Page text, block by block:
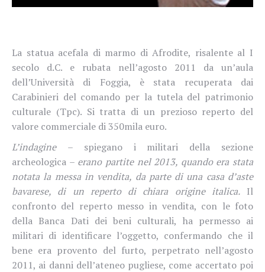
La statua acefala di marmo di Afrodite, risalente al I
secolo d.C. e rubata nell’agosto 2011 da un’aula
dell’Università di Foggia, è stata recuperata dai
Carabinieri del comando per la tutela del patrimonio
culturale (Tpc). Si tratta di un prezioso reperto del
valore commerciale di 350mila euro.
L’indagine – spiegano i militari della sezione
archeologica – erano partite nel 2013, quando era stata
notata la messa in vendita, da parte di una casa d’aste
bavarese, di un reperto di chiara origine italica.Il
confronto del reperto messo in vendita, con le foto
della Banca Dati dei beni culturali, ha permesso ai
militari di identificare l’oggetto, confermando che il
bene era provento del furto, perpetrato nell’agosto
2011, ai danni dell’ateneo pugliese, come accertato poi